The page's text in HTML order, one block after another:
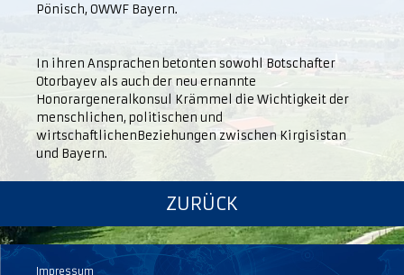
Pönisch, OWWF Bayern.
In ihren Ansprachen betonten sowohl Botschafter
Otorbayev als auch der neu ernannte
Honorargeneralkonsul Krämmel die Wichtigkeit der
menschlichen, politischen und
wirtschaftlichenBeziehungen zwischen Kirgisistan
und Bayern.
ZURÜCK
Impressum